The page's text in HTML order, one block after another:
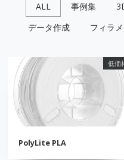
ALL 事例集
データ作成
フィラ
PolyLite PLA
低価